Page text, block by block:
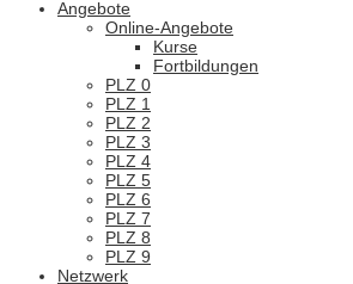
Angebote
Online-Angebote
Kurse
Fortbildungen
PLZ 0
PLZ 1
PLZ 2
PLZ 3
PLZ 4
PLZ 5
PLZ 6
PLZ 7
PLZ 8
PLZ 9
Netzwerk